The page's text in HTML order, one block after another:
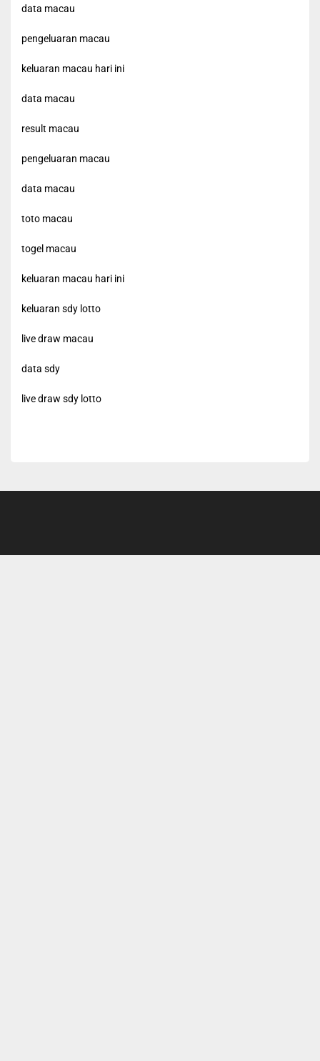
data macau
pengeluaran macau
keluaran macau hari ini
data macau
result macau
pengeluaran macau
data macau
toto macau
togel macau
keluaran macau hari ini
keluaran sdy lotto
live draw macau
data sdy
live draw sdy lotto